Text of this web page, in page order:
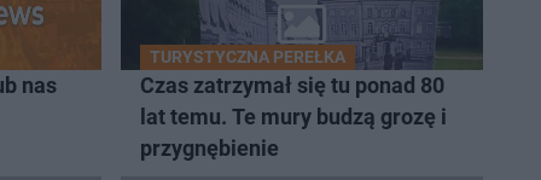
nas
TURYSTYCZNA PEREŁKA
Czas zatrzymał się tu ponad 80
lat temu. Te mury budzą grozę i
przygnębienie